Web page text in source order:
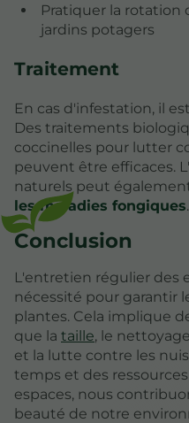
Pratiquer la rotation
jardins potagers
Traitement
En cas d'infestation, il
Des traitements
coccinelles pour lutter
peuvent être efficaces.
naturels peut
les maladies fongiques.
Conclusion
L'entretien régulier des
nécessité pour garantir
plantes. Cela implique
que la taille, le
et la lutte contre les
temps et des
espaces, nous
beauté de notre